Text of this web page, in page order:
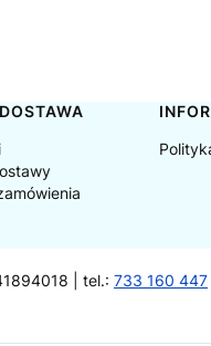
| tel.: 733 160 447